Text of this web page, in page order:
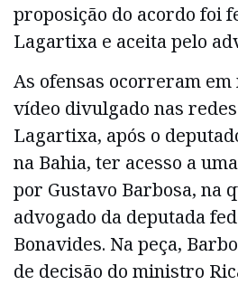
proposição do acordo foi
Lagartixa e aceita pelo
As ofensas ocorreram em
vídeo divulgado nas
Lagartixa, após o
na Bahia, ter acesso a
por Gustavo Barbosa, na
advogado da deputada
Bonavides. Na peça,
de decisão do ministro